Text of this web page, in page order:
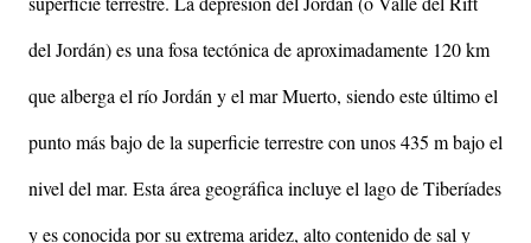
del Jordán) es una fosa tectónica de aproximadamente 120 km
que alberga el río Jordán y el mar Muerto, siendo este último el
punto más bajo de la superficie terrestre con unos 435 m bajo el
nivel del mar. Esta área geográfica incluye el lago de Tiberíades
y es conocida por su extrema aridez, alto contenido de sal y